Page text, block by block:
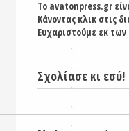
Το avatonpress.gr
Κάνοντας κλικ στις
Ευχαριστούμε εκ
Σχολίασε κι εσύ!